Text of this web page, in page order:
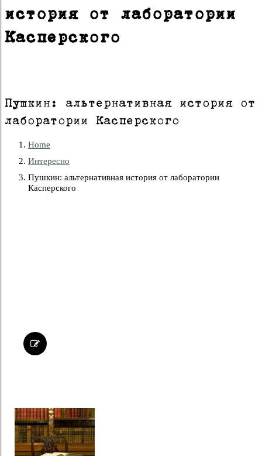
история от лаборатории
Касперского
Пушкин: альтернативная история от
лаборатории Касперского
Home
Интересно
Пушкин: альтернативная история от лаборатории
Касперского